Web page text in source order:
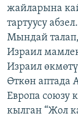
ЭЕ/АРнун
жайларына
тартуусу абзел.
Мындай
Израил
Израил
Өткөн аптада
Европа союзу
кылган “Жол